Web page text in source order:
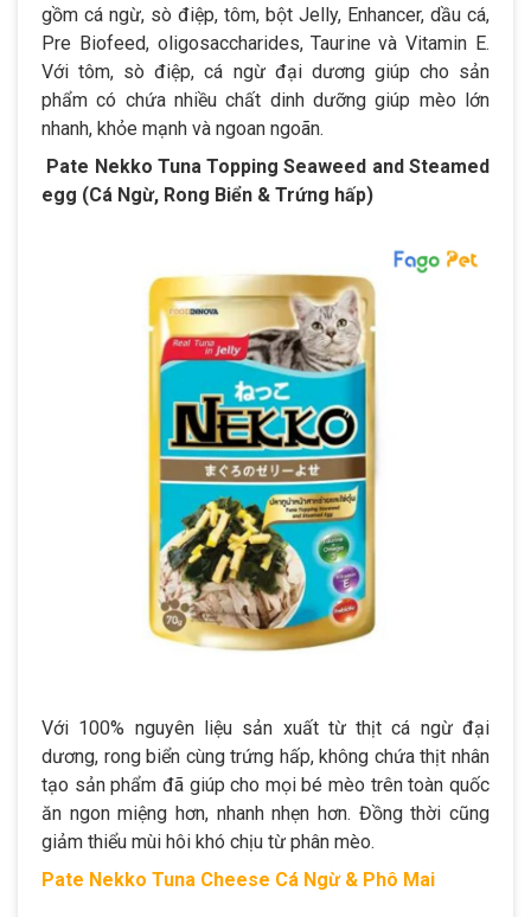
gồm cá ngừ, sò điệp, tôm, bột Jelly, Enhancer, dầu cá,
Pre Biofeed, oligosaccharides, Taurine và Vitamin E.
Với tôm, sò điệp, cá ngừ đại dương giúp cho sản
phẩm có chứa nhiều chất dinh dưỡng giúp mèo lớn
nhanh, khỏe mạnh và ngoan ngoãn.
Pate Nekko Tuna Topping Seaweed and Steamed
egg (Cá Ngừ, Rong Biển & Trứng hấp)
Với 100% nguyên liệu sản xuất từ thịt cá ngừ đại
dương, rong biển cùng trứng hấp, không chứa thịt nhân
tạo sản phẩm đã giúp cho mọi bé mèo trên toàn quốc
ăn ngon miệng hơn, nhanh nhẹn hơn. Đồng thời cũng
giảm thiểu mùi hôi khó chịu từ phân mèo.
Pate Nekko Tuna Cheese Cá Ngừ & Phô Mai